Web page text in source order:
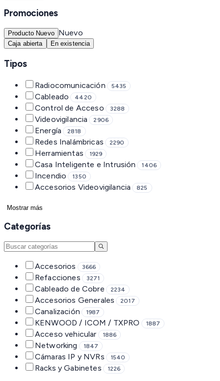
Promociones
Producto Nuevo Nuevo
Caja abierta En existencia
Tipos
Radiocomunicación 5435
Cableado 4420
Control de Acceso 3288
Videovigilancia 2906
Energía 2818
Redes Inalámbricas 2290
Herramientas 1929
Casa Inteligente e Intrusión 1406
Incendio 1350
Accesorios Videovigilancia 825
Mostrar más
Categorías
Accesorios 3666
Refacciones 3271
Cableado de Cobre 2234
Accesorios Generales 2017
Canalización 1987
KENWOOD / ICOM / TXPRO 1887
Acceso vehicular 1886
Networking 1847
Cámaras IP y NVRs 1540
Racks y Gabinetes 1226